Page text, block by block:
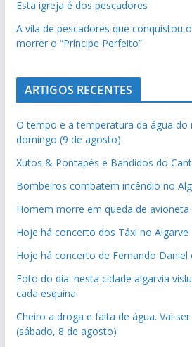
Esta igreja é dos pescadores
A vila de pescadores que conquistou
morrer o “Príncipe Perfeito”
ARTIGOS RECENTES
O tempo e a temperatura da água do
domingo (9 de agosto)
Xutos & Pontapés e Bandidos do
Bombeiros combatem incêndio no
Homem morre em queda de
Hoje há concerto dos Táxi no Algarve
Hoje há concerto de Fernando
Foto do dia: nesta cidade algarvia
cada esquina
Cheiro a droga e falta de água. Vai
(sábado, 8 de agosto)